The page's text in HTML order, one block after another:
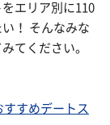
エリア別に110
！ そんなみな
てください。
すすめデートス